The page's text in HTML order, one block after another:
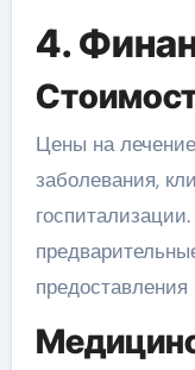
4.
Цены на лечение
заболевания,